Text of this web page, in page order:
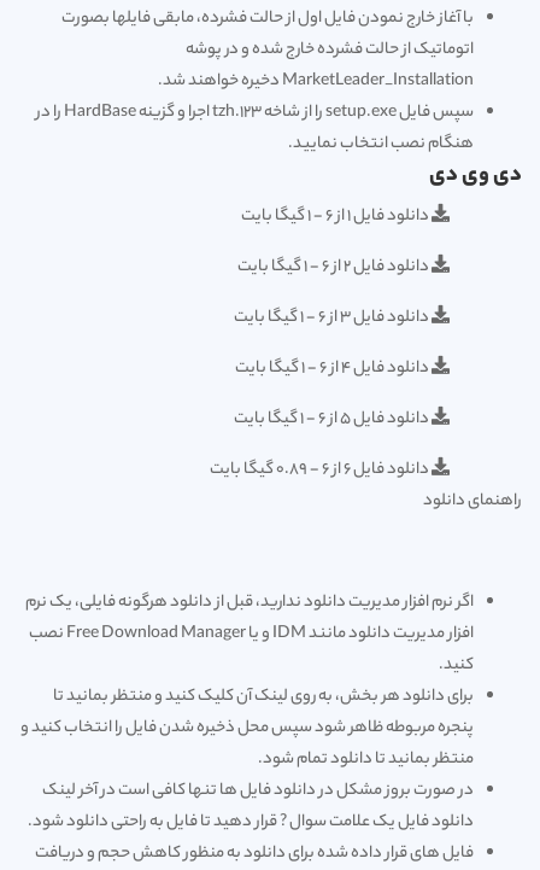
با آغاز خارج نمودن فایل اول از حالت فشرده، مابقی فایلها بصورت
اتوماتیک از حالت فشرده خارج شده و در پوشه
MarketLeader_Installation دخیره خواهند شد.
سپس فایل setup.exe را از شاخه 123.tzh اجرا و گزینه HardBase را در
هنگام نصب انتخاب نمایید.
دی وی دی
دانلود فایل 1 از 6 - 1 گیگا بایت
دانلود فایل 2 از 6 - 1 گیگا بایت
دانلود فایل 3 از 6 - 1 گیگا بایت
دانلود فایل 4 از 6 - 1 گیگا بایت
دانلود فایل 5 از 6 - 1 گیگا بایت
دانلود فایل 6 از 6 - 0.89 گیگا بایت
راهنمای دانلود
اگر نرم افزار مدیریت دانلود ندارید، قبل از دانلود هرگونه فایلی، یک نرم
افزار مدیریت دانلود مانند IDM و یا
Free Download Managerنصب
کنید.
برای دانلود هر بخش، به روی لینک آن کلیک کنید و منتظر بمانید تا
پنجره مربوطه ظاهر شود سپس محل ذخیره شدن فایل را انتخاب کنید و
منتظر بمانید تا دانلود تمام شود.
در صورت بروز مشکل در دانلود فایل ها تنها کافی است در آخر لینک
دانلود فایل یک علامت سوال ? قرار دهید تا فایل به راحتی دانلود شود.
فایل های قرار داده شده برای دانلود به منظور کاهش حجم و دریافت